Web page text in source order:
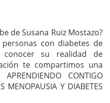
de Susana Ruiz Mostazo?
con diabetes de
conocer su realidad de
te compartimos una
CONTIGO
MENOPAUSIA Y DIABETES